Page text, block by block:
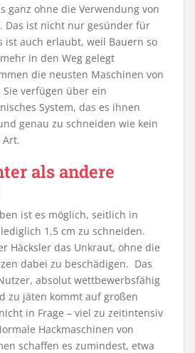
ganz ohne die Verwendung von
Das ist nicht nur gesünder für
ist auch erlaubt, weil Bauern so
in den Weg gelegt
die neusten Maschinen von
Sie verfügen über ein
System, das es ihnen
genau zu schneiden wie kein
als andere
ist es möglich, seitlich in
1,5 cm zu schneiden.
Häcksler das Unkraut, ohne die
dabei zu beschädigen. Das
absolut wettbewerbsfähig
zu jäten kommt auf großen
in Frage – viel zu zeitintensiv
Hackmaschinen von
schaffen es zumindest, etwa